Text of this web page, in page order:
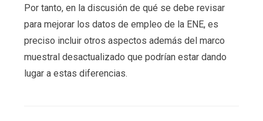
Por tanto, en la discusión de qué se debe revisar
para mejorar los datos de empleo de la ENE, es
preciso incluir otros aspectos además del marco
muestral desactualizado que podrían estar dando
lugar a estas diferencias.